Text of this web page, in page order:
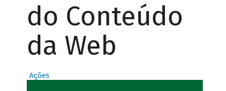
do Conteúdo
da Web
Ações